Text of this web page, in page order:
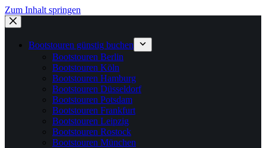
Zum Inhalt springen
Bootstouren günstig buchen
Bootstouren Berlin
Bootstouren Köln
Bootstouren Hamburg
Bootstouren Düsseldorf
Bootstouren Potsdam
Bootstouren Frankfurt
Bootstouren Leipzig
Bootstouren Rostock
Bootstouren München